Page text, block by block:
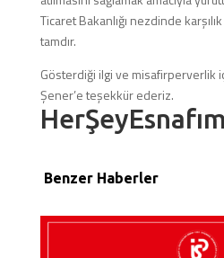
Ticaret Bakanlığı nezdinde
tamdır.
Gösterdiği ilgi ve misafirperverlik
Şener’e teşekkür ederiz.
Benzer Haberler